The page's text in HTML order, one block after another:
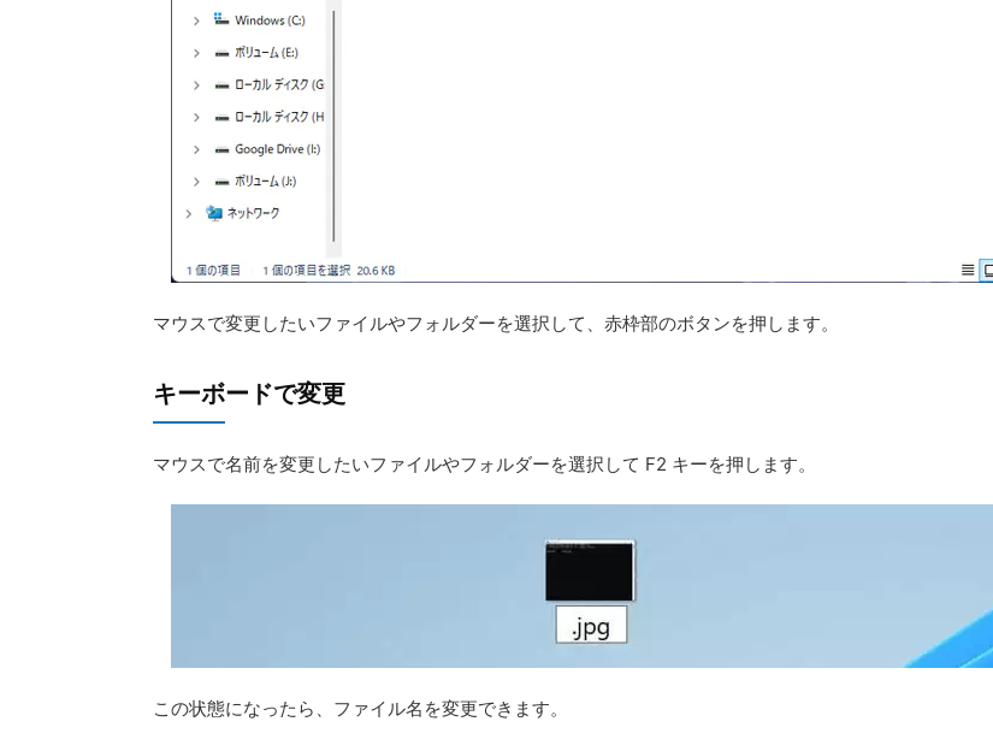
マウスで変更したいファイルやフォルダーを選択して、赤枠部のボタンを押します。
キーボードで変更
マウスで名前を変更したいファイルやフォルダーを選択して F2 キーを押します。
この状態になったら、ファイル名を変更できます。